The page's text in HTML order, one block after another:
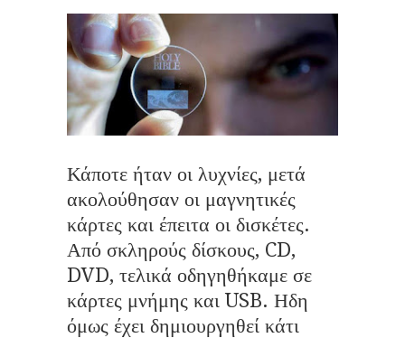
Κάποτε ήταν οι λυχνίες, μετά
ακολούθησαν οι μαγνητικές
κάρτες και έπειτα οι δισκέτες.
Από σκληρούς δίσκους, CD,
DVD, τελικά οδηγηθήκαμε σε
κάρτες μνήμης και USB. Ηδη
όμως έχει δημιουργηθεί κάτι